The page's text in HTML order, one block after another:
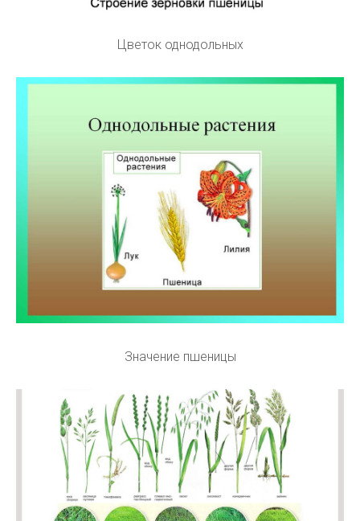
Цветок однодольных
Значение пшеницы